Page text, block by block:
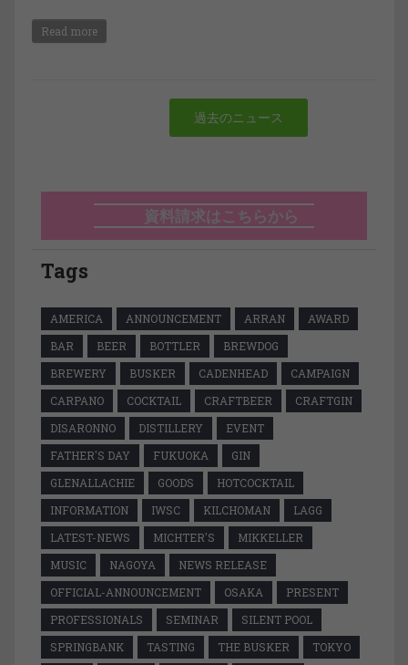
Read more
過去のニュース
資料請求はこちらから
Tags
AMERICA ANNOUNCEMENT ARRAN
AWARD
BAR
BEER BOTTLER
BREWDOG
BREWERY
BUSKER CADENHEAD
CAMPAIGN
CARPANO
COCKTAIL CRAFTBEER
CRAFTGIN
DISARONNO
DISTILLERY
EVENT
FATHER'S DAY
FUKUOKA
GIN
GLENALLACHIE
GOODS
HOTCOCKTAIL
INFORMATION
IWSC KILCHOMAN
LAGG
LATEST-NEWS
MICHTER'S
MIKKELLER
MUSIC
NAGOYA
NEWS RELEASE
OFFICIAL-ANNOUNCEMENT
OSAKA
PRESENT
PROFESSIONALS
SEMINAR
SILENT POOL
SPRINGBANK
TASTING THE BUSKER
TOKYO